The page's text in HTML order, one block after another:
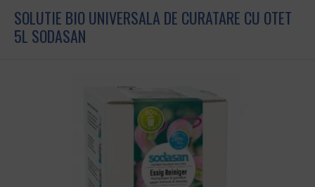
SOLUTIE BIO UNIVERSALA DE CURATARE CU OTET
5L SODASAN